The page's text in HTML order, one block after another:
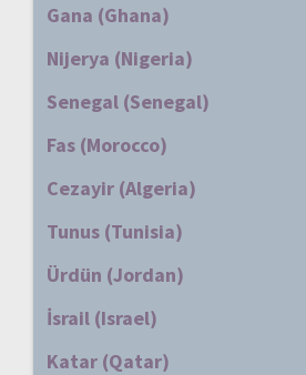
Gana (Ghana)
Nijerya (Nigeria)
Senegal (Senegal)
Fas (Morocco)
Cezayir (Algeria)
Tunus (Tunisia)
Ürdün (Jordan)
İsrail (Israel)
Katar (Qatar)